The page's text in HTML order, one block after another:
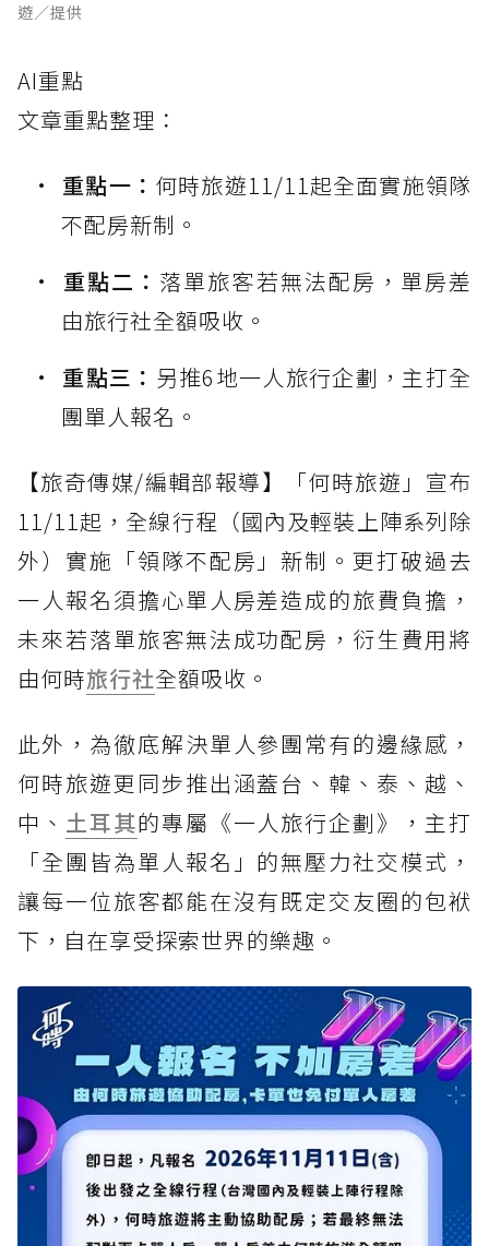
遊／提供
AI重點
文章重點整理：
重點一： 何時旅遊11/11起全面實施領隊
不配房新制。
重點二： 落單旅客若無法配房，單房差
由旅行社全額吸收。
重點三： 另推6地一人旅行企劃，主打全
團單人報名。
【旅奇傳媒/編輯部報導】「何時旅遊」宣布
11/11起，全線行程（國內及輕裝上陣系列除
外）實施「領隊不配房」新制。更打破過去
一人報名須擔心單人房差造成的旅費負擔，
未來若落單旅客無法成功配房，衍生費用將
由何時旅行社全額吸收。
此外，為徹底解決單人參團常有的邊緣感，
何時旅遊更同步推出涵蓋台、韓、泰、越、
中、 土耳其的專屬《一人旅行企劃》，主打
「全團皆為單人報名」的無壓力社交模式，
讓每一位旅客都能在沒有既定交友圈的包袱
下，自在享受探索世界的樂趣。